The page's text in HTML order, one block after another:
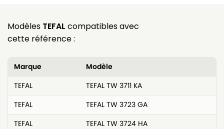
Modèles TEFAL compatibles avec
cette référence :
Marque
Modèle
TEFAL
TEFAL TW 3711 KA
TEFAL
TEFAL TW 3723 GA
TEFAL
TEFAL TW 3724 HA